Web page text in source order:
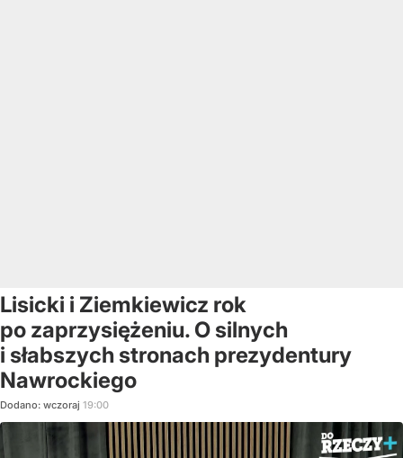
Lisicki i Ziemkiewicz rok
po zaprzysiężeniu. O silnych
i słabszych stronach prezydentury
Nawrockiego
Dodano: wczoraj 19:00